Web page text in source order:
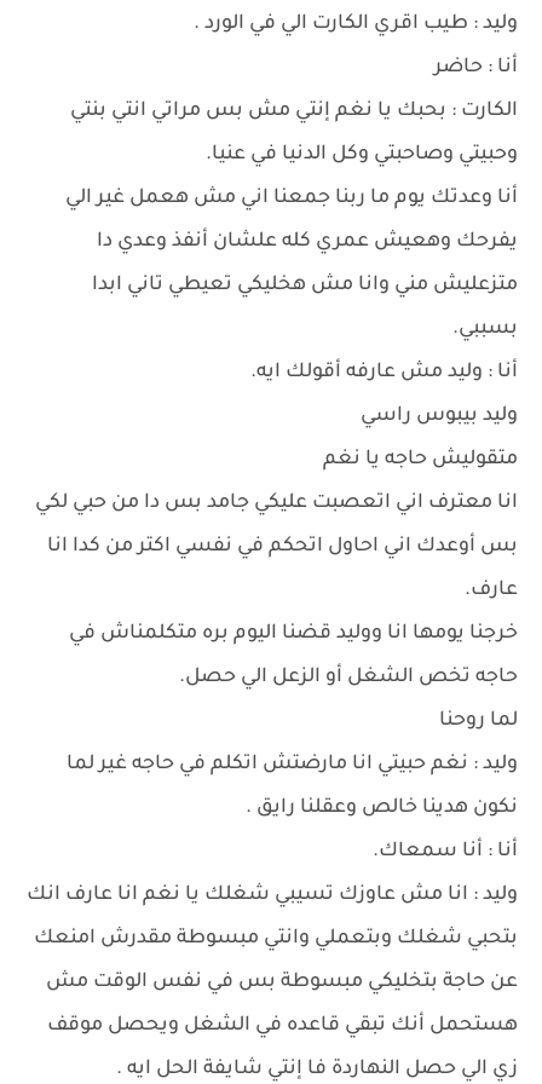
وليد : طيب اقري الكارت الي في الورد .
أنا : حاضر
الكارت : بحبك يا نغم إنتي مش بس مراتي انتي بنتي
وحبيتي وصاحبتي وكل الدنيا في عنيا.
أنا وعدتك يوم ما ربنا جمعنا اني مش هعمل غير الي
يفرحك وهعيش عمري كله علشان أنفذ وعدي دا
متزعليش مني وانا مش هخليكي تعيطي تاني ابدا
بسببي.
أنا : وليد مش عارفه أقولك ايه.
وليد بيبوس راسي
متقوليش حاجه يا نغم
انا معترف اني اتعصبت عليكي جامد بس دا من حبي لكي
بس أوعدك اني احاول اتحكم في نفسي اكتر من كدا انا
عارف.
خرجنا يومها انا ووليد قضنا اليوم بره متكلمناش في
حاجه تخص الشغل أو الزعل الي حصل.
لما روحنا
وليد : نغم حبيتي انا مارضتش اتكلم في حاجه غير لما
نكون هدينا خالص وعقلنا رايق .
أنا : أنا سمعاك.
وليد : انا مش عاوزك تسيبي شغلك يا نغم انا عارف انك
بتحبي شغلك وبتعملي وانتي مبسوطة مقدرش امنعك
عن حاجة بتخليكي مبسوطة بس في نفس الوقت مش
هستحمل أنك تبقي قاعده في الشغل ويحصل موقف
زي الي حصل النهاردة فا إنتي شايفة الحل ايه .